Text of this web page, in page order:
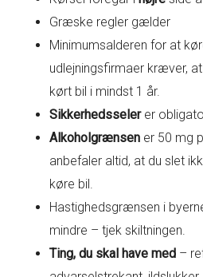
Græske regler gælder
Minimumsalderen for at
udlejningsfirmaer kræver,
kørt bil i mindst 1 år.
Sikkerhedsselerer
Alkoholgrænsen er 50 mg
anbefaler altid, at du slet
køre bil.
Hastighedsgrænsen i
mindre – tjek skiltningen.
Ting, du skal have med –